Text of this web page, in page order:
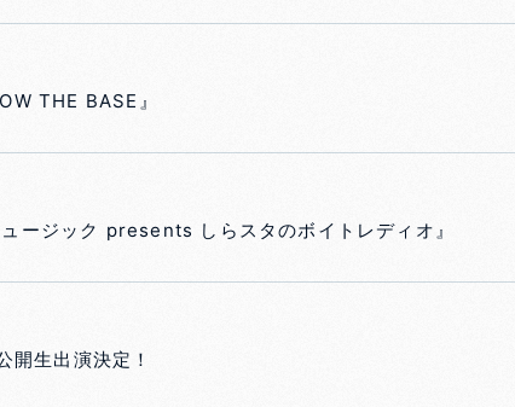
THE BASE』
ージック presents しらスタのボイトレディオ』
開生出演決定！